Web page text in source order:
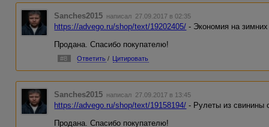
Sanches2015 написал 27.09.2017 в 02:35
https://advego.ru/shop/text/19202405/ - Экономия на
Продана. Спасибо покупателю!
#8 Ответить / Цитировать
Sanches2015 написал 27.09.2017 в 13:45
https://advego.ru/shop/text/19158194/ - Рулеты из свинины
Продана. Спасибо покупателю!